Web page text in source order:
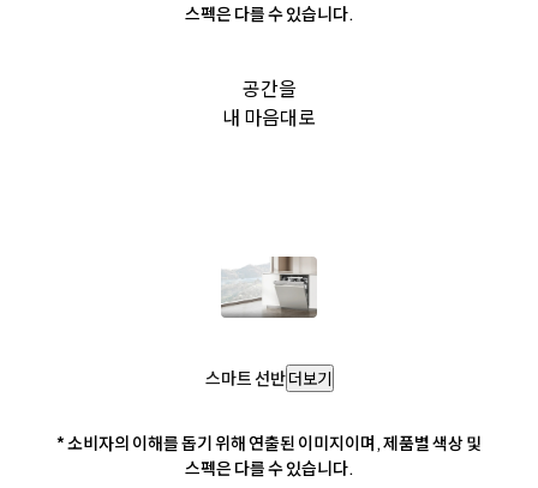
스펙은 다를 수 있습니다.
공간을
내 마음대로
스마트 선반 더보기
* 소비자의 이해를 돕기 위해 연출된 이미지이며, 제품별 색상 및
스펙은 다를 수 있습니다.